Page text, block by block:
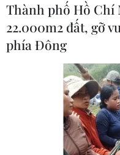
Khoa học công
mới của quan hệ
09/08/2026 02:01
Thành phố Hồ
22.000m2 đất, gỡ
phía Đông